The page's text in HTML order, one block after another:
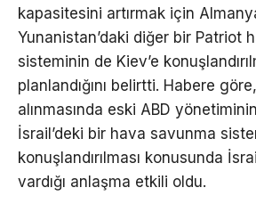
kapasitesini artırmak için
Yunanistan’daki diğer bir Patriot
sisteminin de Kiev’e
planlandığını belirtti. Habere
alınmasında eski ABD
İsrail’deki bir hava savunma
konuşlandırılması konusunda
vardığı anlaşma etkili oldu.